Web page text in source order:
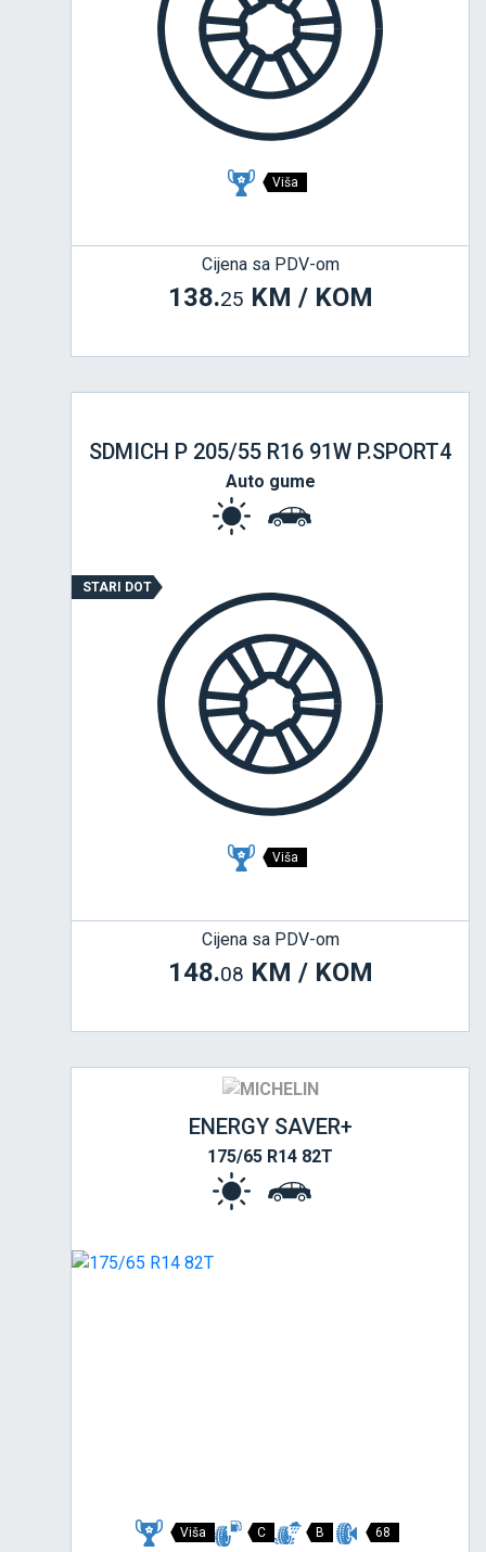
Viša
Cijena sa PDV-om
138.25 KM / KOM
SDMICH P 205/55 R16 91W P.SPORT4
Auto gume
STARI DOT
Viša
Cijena sa PDV-om
148.08 KM / KOM
ENERGY SAVER+
175/65 R14 82T
Viša C B 68